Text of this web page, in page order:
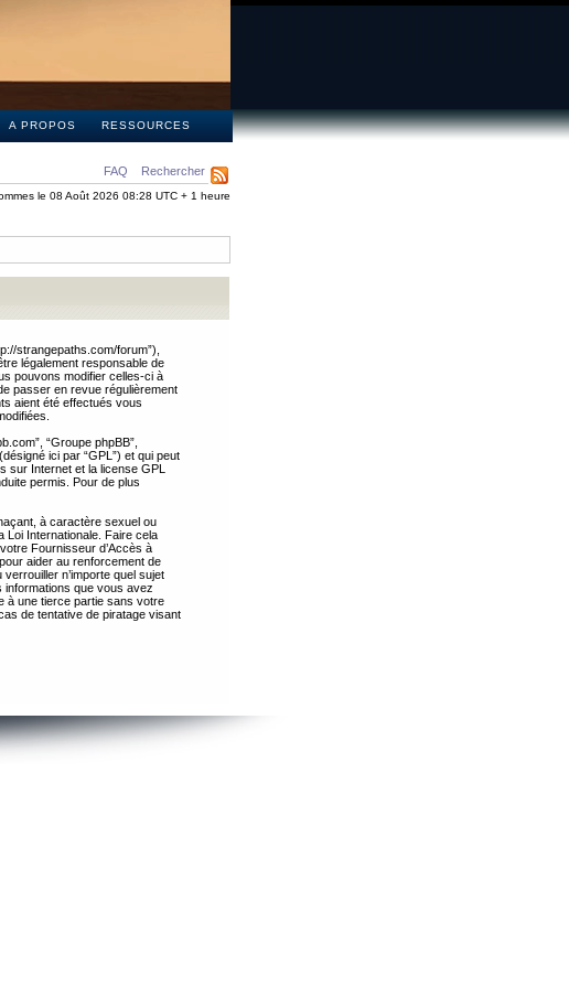
A PROPOS RESSOURCES
FAQ Rechercher
le 08 Août 2026 08:28 UTC + 1 heure
strangepaths.com/forum”),
légalement responsable de
pouvons modifier celles-ci à
passer en revue régulièrement
aient été effectués vous
“Groupe phpBB”,
ici par “GPL”) et qui peut
sur Internet et la license GPL
permis. Pour de plus
à caractère sexuel ou
Loi Internationale. Faire cela
Fournisseur d’Accès à
aider au renforcement de
n’importe quel sujet
informations que vous avez
à une tierce partie sans votre
de tentative de piratage visant